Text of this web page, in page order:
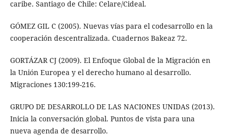
caribe. Santiago de Chile: Celare/Cideal.
GÓMEZ GIL C (2005). Nuevas vías para el codesarrollo en la
cooperación descentralizada. Cuadernos Bakeaz 72.
GORTÁZAR CJ (2009). El Enfoque Global de la Migración en
la Unión Europea y el derecho humano al desarrollo.
Migraciones 130:199-216.
GRUPO DE DESARROLLO DE LAS NACIONES UNIDAS (2013).
Inicia la conversación global. Puntos de vista para una
nueva agenda de desarrollo.